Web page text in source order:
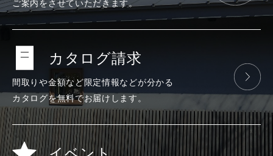
ご案内をさせていただきます。
カタログ請求
間取りや金額など限定情報などが分かる
カタログを無料でお届けします。